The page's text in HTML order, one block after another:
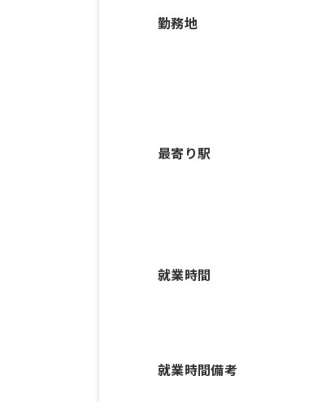
勤務地
最寄り駅
就業時間
就業時間備考